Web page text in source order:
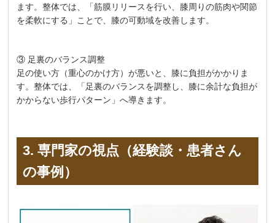
ます。整体では、「筋膜リリースを行い、膝周りの筋肉や関節
を柔軟にする」ことで、膝の可動域を改善します。
③ 足裏のバランス調整
足の使い方（重心のかけ方）が悪いと、膝に負担がかかりま
す。整体では、「足裏のバランスを調整し、膝に余計な負担が
かからない歩行パターン」へ導きます。
3. 専門家の視点（経験談・患者さん
の事例）